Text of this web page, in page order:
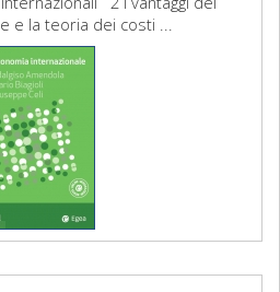
e la teoria dei costi ...